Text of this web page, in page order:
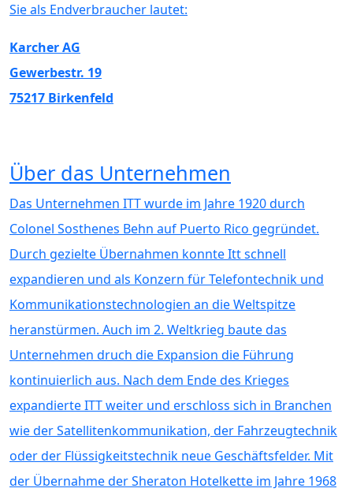
Sie als Endverbraucher lautet:
Karcher AG
Gewerbestr. 19
75217 Birkenfeld
Über das Unternehmen
Das Unternehmen ITT wurde im Jahre 1920 durch
Colonel Sosthenes Behn auf Puerto Rico gegründet.
Durch gezielte Übernahmen konnte Itt schnell
expandieren und als Konzern für Telefontechnik und
Kommunikationstechnologien an die Weltspitze
heranstürmen. Auch im 2. Weltkrieg baute das
Unternehmen druch die Expansion die Führung
kontinuierlich aus. Nach dem Ende des Krieges
expandierte ITT weiter und erschloss sich in Branchen
wie der Satellitenkommunikation, der Fahrzeugtechnik
oder der Flüssigkeitstechnik neue Geschäftsfelder. Mit
der Übernahme der Sheraton Hotelkette im Jahre 1968